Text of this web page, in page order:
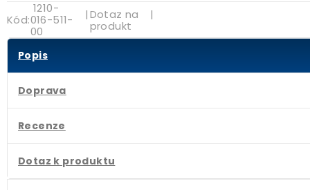
Kód:
1210-
016-511-
00
|Dotaz na
produkt
|
Popis
Doprava
Recenze
Dotaz k produktu